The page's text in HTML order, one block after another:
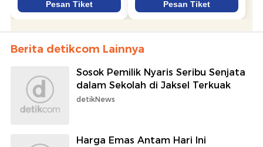
Berita detikcom Lainnya
Sosok Pemilik Nyaris Seribu Senjata
dalam Sekolah di Jaksel Terkuak
detikNews
Harga Emas Antam Hari Ini